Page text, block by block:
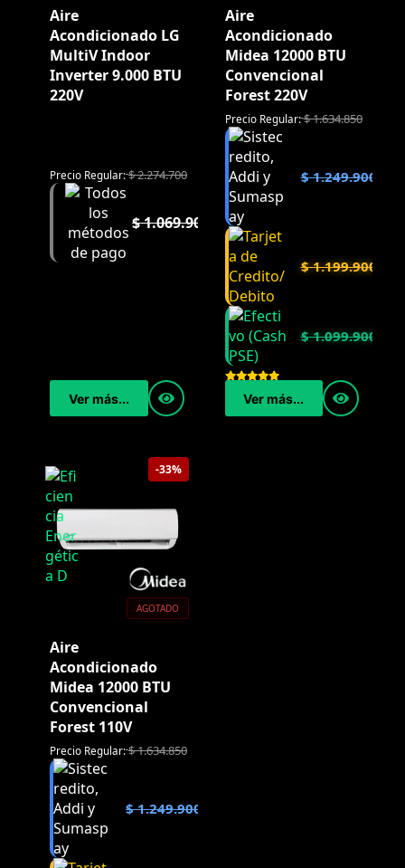
Aire
Acondicionado LG
MultiV Indoor
Inverter 9.000 BTU
220V
Precio Regular:$2.274.700
$1.069.900
Ver más...
Aire
Acondicionado
Midea 12000 BTU
Convencional
Forest 220V
Precio Regular:$1.634.850
$1.249.900
$1.199.900
$1.099.900
Ver más...
-33%
AGOTADO
Aire
Acondicionado
Midea 12000 BTU
Convencional
Forest 110V
Precio Regular:$1.634.850
$1.249.900